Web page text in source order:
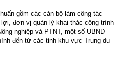
gồm các cán bộ làm công tác
đơn vị quản lý khai thác công trình
nghiệp và PTNT, một số UBND
đến từ các tỉnh khu vực Trung du